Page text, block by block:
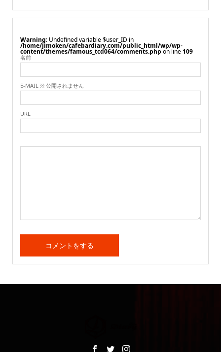
Warning : Undefined variable $user_ID in
/home/jimoken/cafebardiary.com/public_html/wp/wp-
content/themes/famous_tcd064/comments.php on line109
名前
E-MAIL ※ 公開されません
URL